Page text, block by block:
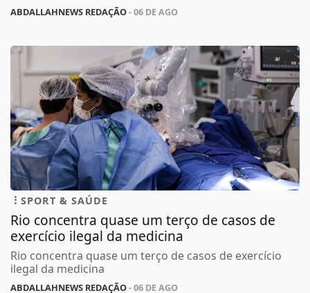
ABDALLAHNEWS REDAÇÃO- 06 DE AGO
SPORT & SAÚDE
Rio concentra quase um terço de casos de
exercício ilegal da medicina
Rio concentra quase um terço de casos de exercício
ilegal da medicina
ABDALLAHNEWS REDAÇÃO- 06 DE AGO